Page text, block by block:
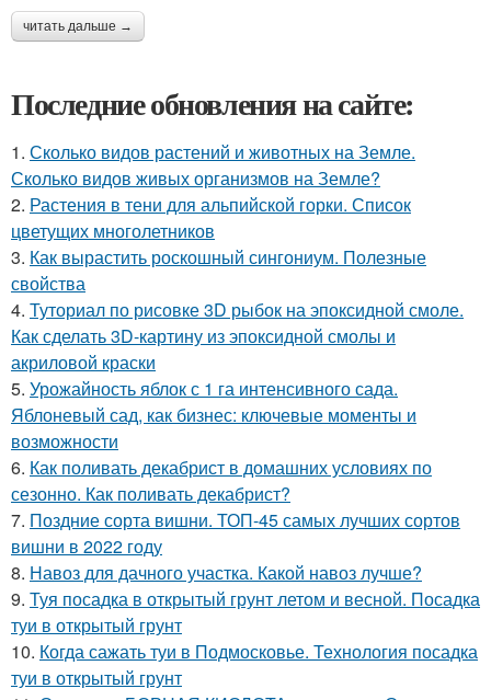
читать дальше →
Последние обновления на сайте:
1. Сколько видов растений и животных на Земле.
Сколько видов живых организмов на Земле?
2. Растения в тени для альпийской горки. Список
цветущих многолетников
3. Как вырастить роскошный сингониум. Полезные
свойства
4. Туториал по рисовке 3D рыбок на эпоксидной смоле.
Как сделать 3D-картину из эпоксидной смолы и
акриловой краски
5. Урожайность яблок с 1 га интенсивного сада.
Яблоневый сад, как бизнес: ключевые моменты и
возможности
6. Как поливать декабрист в домашних условиях по
сезонно. Как поливать декабрист?
7. Поздние сорта вишни. ТОП-45 самых лучших сортов
вишни в 2022 году
8. Навоз для дачного участка. Какой навоз лучше?
9. Туя посадка в открытый грунт летом и весной. Посадка
туи в открытый грунт
10. Когда сажать туи в Подмосковье. Технология посадка
туи в открытый грунт